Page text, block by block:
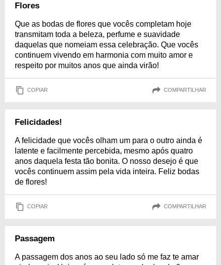
Flores
Que as bodas de flores que vocês completam hoje
transmitam toda a beleza, perfume e suavidade
daquelas que nomeiam essa celebração. Que vocês
continuem vivendo em harmonia com muito amor e
respeito por muitos anos que ainda virão!
COPIAR COMPARTILHAR
Felicidades!
A felicidade que vocês olham um para o outro ainda é
latente e facilmente percebida, mesmo após quatro
anos daquela festa tão bonita. O nosso desejo é que
vocês continuem assim pela vida inteira. Feliz bodas
de flores!
COPIAR COMPARTILHAR
Passagem
A passagem dos anos ao seu lado só me faz te amar